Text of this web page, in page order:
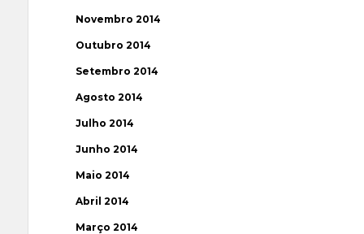
Novembro 2014
Outubro 2014
Setembro 2014
Agosto 2014
Julho 2014
Junho 2014
Maio 2014
Abril 2014
Março 2014